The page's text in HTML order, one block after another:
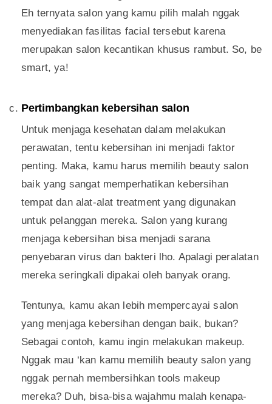
Eh ternyata salon yang kamu pilih malah nggak
menyediakan fasilitas facial tersebut karena
merupakan salon kecantikan khusus rambut. So, be
smart, ya!
Pertimbangkan kebersihan salon
Untuk menjaga kesehatan dalam melakukan
perawatan, tentu kebersihan ini menjadi faktor
penting. Maka, kamu harus memilih beauty salon
baik yang sangat memperhatikan kebersihan
tempat dan alat-alat treatment yang digunakan
untuk pelanggan mereka. Salon yang kurang
menjaga kebersihan bisa menjadi sarana
penyebaran virus dan bakteri lho. Apalagi peralatan
mereka seringkali dipakai oleh banyak orang.
Tentunya, kamu akan lebih mempercayai salon
yang menjaga kebersihan dengan baik, bukan?
Sebagai contoh, kamu ingin melakukan makeup.
Nggak mau ‘kan kamu memilih beauty salon yang
nggak pernah membersihkan tools makeup
mereka? Duh, bisa-bisa wajahmu malah kenapa-